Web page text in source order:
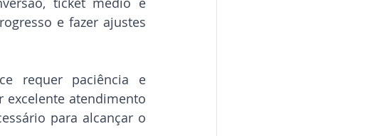
e fazer ajustes
requer paciência e
excelente atendimento
para alcançar o